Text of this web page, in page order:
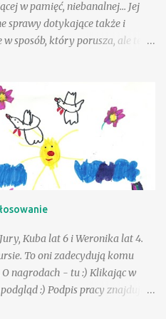
w pamięć, niebanalnej... Jej
sprawy dotykające także i
sposób, który porusza, ale też i
książki - była wyjątkowo
w tym zasługa taty, a choć był
lepiej sobie poradzić w tej
zabrakło - przeciwnie niż
czasem zachowuje się tak, "
" - można to różnie
odmienną sytuacją życiową, na
ma dla dziewczynki
Kuba lat 6 i Weronika lat 4.
To oni zadecydują komu
nagrodach - tu :) Klikając w
:) Podpis pracy znajduje